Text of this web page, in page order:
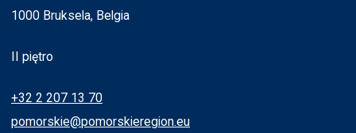
1000 Bruksela, Belgia
II piętro
+32 2 207 13 70
pomorskie@pomorskieregion.eu